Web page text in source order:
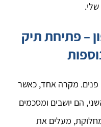
– פתיחת תיק
פנים. מקרה אחד, כאשר
הם יושבים ומסכמים
מעלים את